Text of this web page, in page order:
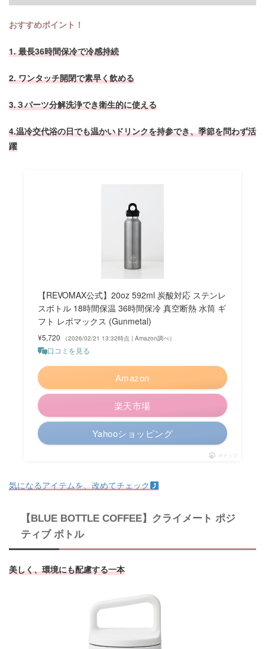
おすすめポイント！
1. 最長36時間保冷で冷感持続
2. ワンタッチ開閉で素早く飲める
3.３パーツ分解洗浄でき衛生的に使える
4.温冷交代浴の日でも温かいドリンクを持参でき、季節を問わず活
躍
【REVOMAX公式】20oz 592ml 炭酸対応 ステンレ
スボトル 18時間保温 36時間保冷 真空断熱 水筒 ギ
フト レボマックス (Gunmetal)
¥5,720 （2026/02/21 13:32時点 | Amazon調べ）
口コミを見る
Amazon
楽天市場
Yahooショッピング
ポチップ
気になるアイテムを、改めてチェック
【BLUE BOTTLE COFFEE】クライメート ポジ
ティブ ボトル
美しく、環境にも配慮する一本